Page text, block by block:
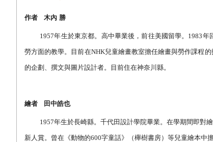
作者 木內 勝
1957年生於東京都。高中畢業後，前往美國留學。 1983年
勞方面的教學。目前在NHK兒童繪畫教室擔任繪畫與勞作課程
的企劃、撰文與圖片設計者。目前住在神奈川縣。
繪者 田中皓也
1957年生於長崎縣。千代田設計學院畢業。在學期間即對
新人賞。曾在《動物的600字童話》（櫸樹書房）等兒童繪本中